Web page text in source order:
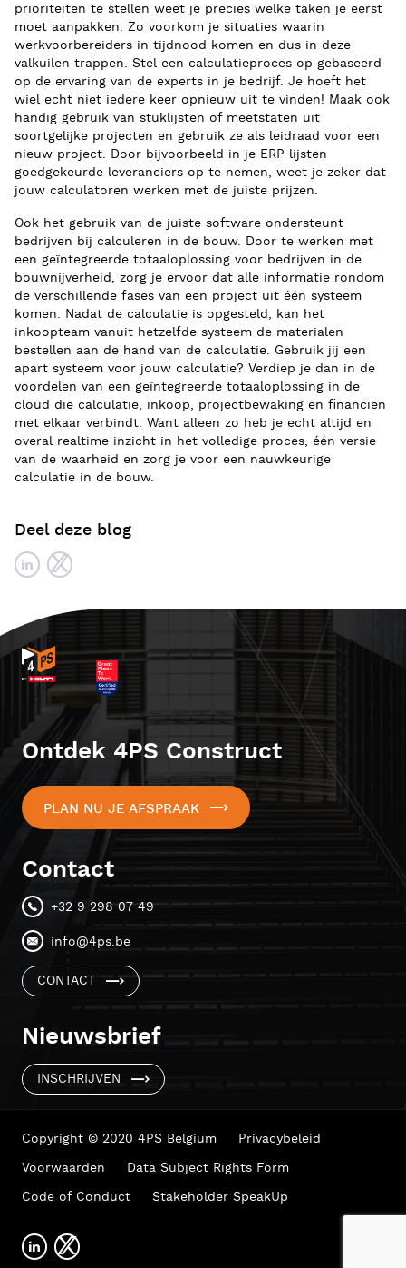
prioriteiten te stellen weet je precies welke taken je eerst
moet aanpakken. Zo voorkom je situaties waarin
werkvoorbereiders in tijdnood komen en dus in deze
valkuilen trappen. Stel een calculatieproces op gebaseerd
op de ervaring van de experts in je bedrijf. Je hoeft het
wiel echt niet iedere keer opnieuw uit te vinden! Maak ook
handig gebruik van stuklijsten of meetstaten uit
soortgelijke projecten en gebruik ze als leidraad voor een
nieuw project. Door bijvoorbeeld in je ERP lijsten
goedgekeurde leveranciers op te nemen, weet je zeker dat
jouw calculatoren werken met de juiste prijzen.
Ook het gebruik van de juiste software ondersteunt
bedrijven bij calculeren in de bouw. Door te werken met
een geïntegreerde totaaloplossing voor bedrijven in de
bouwnijverheid, zorg je ervoor dat alle informatie rondom
de verschillende fases van een project uit één systeem
komen. Nadat de calculatie is opgesteld, kan het
inkoopteam vanuit hetzelfde systeem de materialen
bestellen aan de hand van de calculatie. Gebruik jij een
apart systeem voor jouw calculatie? Verdiep je dan in de
voordelen van een geïntegreerde totaaloplossing in de
cloud die calculatie, inkoop, projectbewaking en financiën
met elkaar verbindt. Want alleen zo heb je echt altijd en
overal realtime inzicht in het volledige proces, één versie
van de waarheid en zorg je voor een nauwkeurige
calculatie in de bouw.
Deel deze blog
Ontdek 4PS Construct
PLAN NU JE AFSPRAAK
Contact
+32 9 298 07 49
info@4ps.be
CONTACT
Nieuwsbrief
INSCHRIJVEN
Copyright © 2020 4PS Belgium
Privacybeleid
Voorwaarden
Data Subject Rights Form
Code of Conduct
Stakeholder SpeakUp